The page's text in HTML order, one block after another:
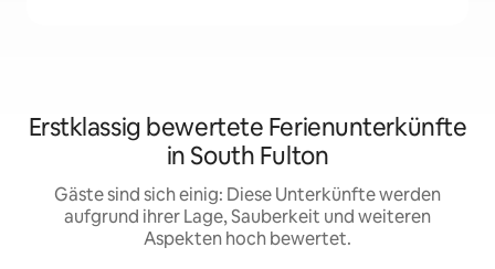
Erstklassig bewertete Ferienunterkünfte
in South Fulton
Gäste sind sich einig: Diese Unterkünfte werden
aufgrund ihrer Lage, Sauberkeit und weiteren
Aspekten hoch bewertet.